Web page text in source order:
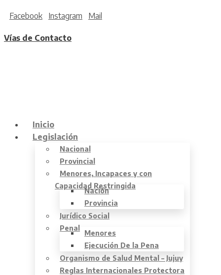
Facebook Instagram Mail
Vías de Contacto
Inicio
Legislación
Nacional
Provincial
Menores, Incapaces y con
Capacidad Restringida
Nación
Provincia
Jurídico Social
Penal
Menores
Ejecución De la Pena
Organismo de Salud Mental – Jujuy
Reglas Internacionales Protectora